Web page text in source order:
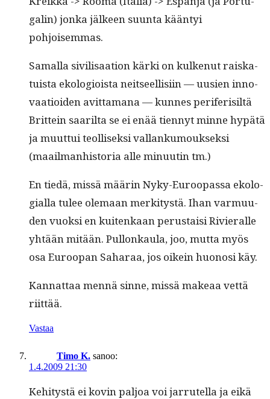
galin) jon­ka jäl­keen suun­ta kään­tyi
pohjoisemmas.
Samal­la sivil­isaa­tion kär­ki on kulkenut raiska­
tu­ista ekolo­gioista neit­seel­lisi­in — uusien inno­
vaa­tioiden avit­ta­mana — kunnes per­iferisiltä
Brit­tein saar­il­ta se ei enää tien­nyt minne hypätä
ja muut­tui teol­lisek­si val­lanku­mouk­sek­si
(maail­man­his­to­ria alle min­uutin tm.)
En tiedä, mis­sä määrin Nyky-Euroopas­sa ekolo­
gial­la tulee ole­maan merk­i­tys­tä. Ihan var­muu­
den vuok­si en kuitenkaan perus­taisi Riv­ier­alle
yhtään mitään. Pul­lonkaula, joo, mut­ta myös
osa Euroopan Saharaa, jos oikein huonosi käy.
Kan­nat­taa men­nä sinne, mis­sä makeaa vet­tä
riittää.
Vastaa
Timo K. sanoo:
1.4.2009 21:30
Kehi­tys­tä ei kovin paljoa voi jar­rutel­la ja eikä